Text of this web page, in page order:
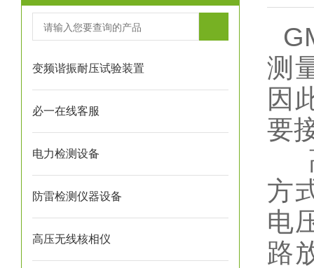
变频谐振耐压试验装置
必一在线客服
电力检测设备
防雷检测仪器设备
高压无线核相仪
测
因
要
方
电
路